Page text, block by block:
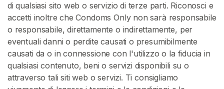
di qualsiasi sito web o servizio di terze parti. Riconosci e
accetti inoltre che Condoms Only non sarà responsabile
o responsabile, direttamente o indirettamente, per
eventuali danni o perdite causati o presumibilmente
causati da o in connessione con l'utilizzo o la fiducia in
qualsiasi contenuto, beni o servizi disponibili su o
attraverso tali siti web o servizi. Ti consigliamo